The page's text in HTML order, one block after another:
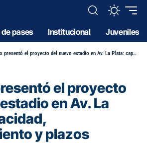
pases Institucional Juveniles
el proyecto del nuevo estadio en Av. La Plata: capacidad, financiamiento y plazos
el proyecto
en Av. La
y plazos